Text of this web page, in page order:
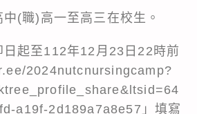
(職)高一至高三在校生。
起至112年12月23日22時前
2024nutcnursingcamp?
a19f-2d189a7a8e57」填寫